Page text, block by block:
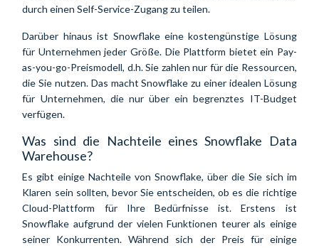
durch einen Self-Service-Zugang zu teilen.
Darüber hinaus ist Snowflake eine kostengünstige Lösung
für Unternehmen jeder Größe. Die Plattform bietet ein Pay-
as-you-go-Preismodell, d.h. Sie zahlen nur für die Ressourcen,
die Sie nutzen. Das macht Snowflake zu einer idealen Lösung
für Unternehmen, die nur über ein begrenztes IT-Budget
verfügen.
Was sind die Nachteile eines Snowflake Data
Warehouse?
Es gibt einige Nachteile von Snowflake, über die Sie sich im
Klaren sein sollten, bevor Sie entscheiden, ob es die richtige
Cloud-Plattform für Ihre Bedürfnisse ist. Erstens ist
Snowflake aufgrund der vielen Funktionen teurer als einige
seiner Konkurrenten. Während sich der Preis für einige